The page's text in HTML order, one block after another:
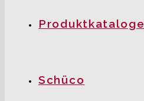
Produktkataloge
Schüco